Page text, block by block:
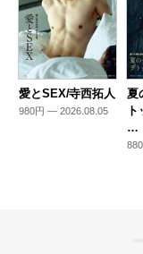
愛とSEX/寺西拓人
980円 — 2026.08.05
夏
…